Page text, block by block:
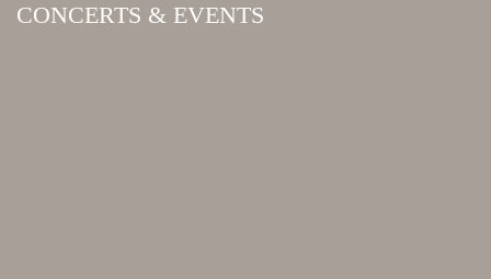
CONCERTS & EVENTS